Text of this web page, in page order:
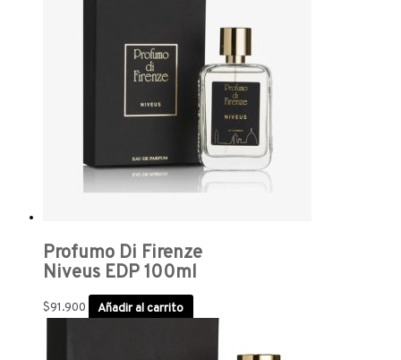
Profumo Di Firenze
Niveus EDP 100ml
$91.900 Añadir al carrito